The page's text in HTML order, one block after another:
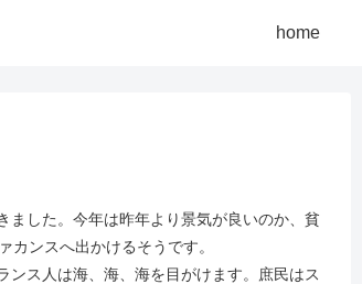
home
ました。今年は昨年より景気が良いのか、貧
ンスへ出かけるそうです。
ンス人は海、海、海を目がけます。庶民はス